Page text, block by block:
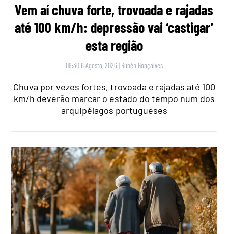
Vem aí chuva forte, trovoada e rajadas
até 100 km/h: depressão vai ‘castigar’
esta região
09:30 6 Agosto, 2026 | Rubén Gonçalves
Chuva por vezes fortes, trovoada e rajadas até 100
km/h deverão marcar o estado do tempo num dos
arquipélagos portugueses